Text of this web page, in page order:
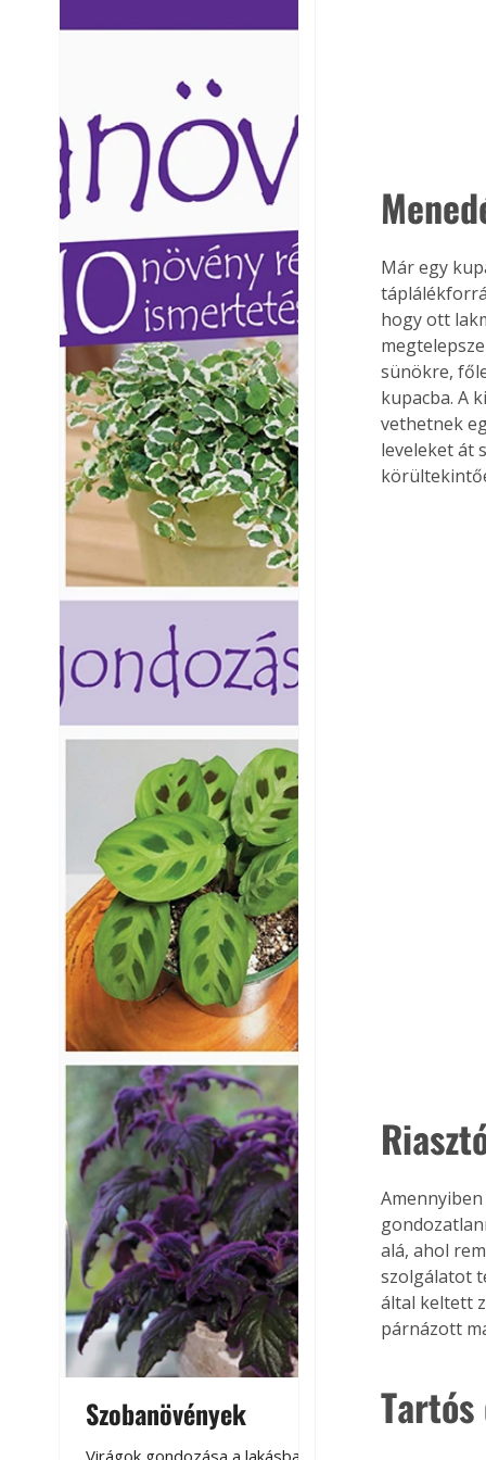
Szobanövények
Virágoskert:
Már egy
hogy ott
sünökre,
kupacba. A
vethetnek
leveleket át
alá, ahol
szolgálatot
által keltett
párnázott